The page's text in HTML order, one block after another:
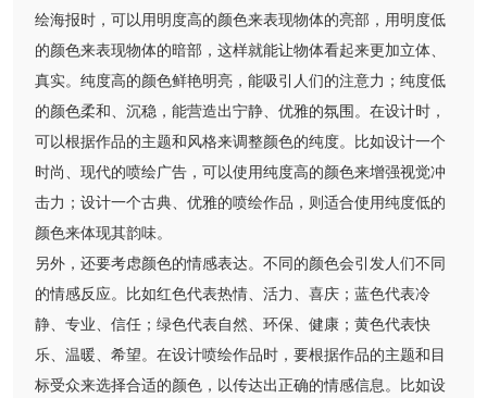
绘海报时，可以用明度高的颜色来表现物体的亮部，用明度低
的颜色来表现物体的暗部，这样就能让物体看起来更加立体、
真实。纯度高的颜色鲜艳明亮，能吸引人们的注意力；纯度低
的颜色柔和、沉稳，能营造出宁静、优雅的氛围。在设计时，
可以根据作品的主题和风格来调整颜色的纯度。比如设计一个
时尚、现代的喷绘广告，可以使用纯度高的颜色来增强视觉冲
击力；设计一个古典、优雅的喷绘作品，则适合使用纯度低的
颜色来体现其韵味。
另外，还要考虑颜色的情感表达。不同的颜色会引发人们不同
的情感反应。比如红色代表热情、活力、喜庆；蓝色代表冷
静、专业、信任；绿色代表自然、环保、健康；黄色代表快
乐、温暖、希望。在设计喷绘作品时，要根据作品的主题和目
标受众来选择合适的颜色，以传达出正确的情感信息。比如设